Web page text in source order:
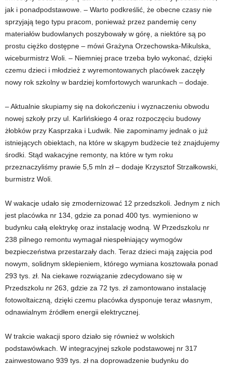
jak i ponadpodstawowe. – Warto podkreślić, że obecne czasy nie
sprzyjają tego typu pracom, ponieważ przez pandemię ceny
materiałów budowlanych poszybowały w górę, a niektóre są po
prostu ciężko dostępne – mówi Grażyna Orzechowska-Mikulska,
wiceburmistrz Woli. – Niemniej prace trzeba było wykonać, dzięki
czemu dzieci i młodzież z wyremontowanych placówek zaczęły
nowy rok szkolny w bardziej komfortowych warunkach – dodaje.
– Aktualnie skupiamy się na dokończeniu i wyznaczeniu obwodu
nowej szkoły przy ul. Karlińskiego 4 oraz rozpoczęciu budowy
żłobków przy Kasprzaka i Ludwik. Nie zapominamy jednak o już
istniejących obiektach, na które w skąpym budżecie też znajdujemy
środki. Stąd wakacyjne remonty, na które w tym roku
przeznaczyliśmy prawie 5,5 mln zł – dodaje Krzysztof Strzałkowski,
burmistrz Woli.
W wakacje udało się zmodernizować 12 przedszkoli. Jednym z nich
jest placówka nr 134, gdzie za ponad 400 tys. wymieniono w
budynku całą elektrykę oraz instalację wodną. W Przedszkolu nr
238 pilnego remontu wymagał niespełniający wymogów
bezpieczeństwa przestarzały dach. Teraz dzieci mają zajęcia pod
nowym, solidnym sklepieniem, którego wymiana kosztowała ponad
293 tys. zł. Na ciekawe rozwiązanie zdecydowano się w
Przedszkolu nr 263, gdzie za 72 tys. zł zamontowano instalację
fotowoltaiczną, dzięki czemu placówka dysponuje teraz własnym,
odnawialnym źródłem energii elektrycznej.
W trakcie wakacji sporo działo się również w wolskich
podstawówkach. W integracyjnej szkole podstawowej nr 317
zainwestowano 939 tys. zł na doprowadzenie budynku do